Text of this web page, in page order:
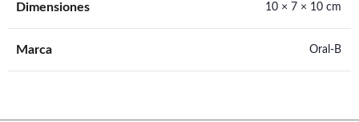
Dimensiones 10 × 7 × 10 cm
Marca Oral-B